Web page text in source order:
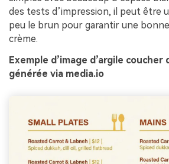
des tests d’impression, il peut être
peu le brun pour garantir une
crème.
Exemple d’image d’argile
générée via media.io